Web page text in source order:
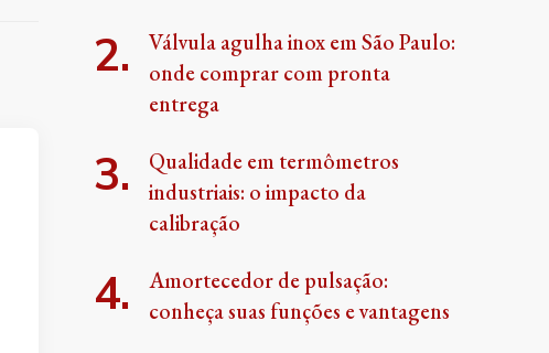
Válvula agulha inox em São Paulo:
onde comprar com pronta
entrega
Qualidade em termômetros
industriais: o impacto da
calibração
Amortecedor de pulsação:
conheça suas funções e vantagens